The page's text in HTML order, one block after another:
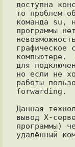
доступна
то проблем
команда su,
программы
графическое
компьютере.
для
но если не
работы
forwarding.
Данная
вывод X-
программы)
удалённый